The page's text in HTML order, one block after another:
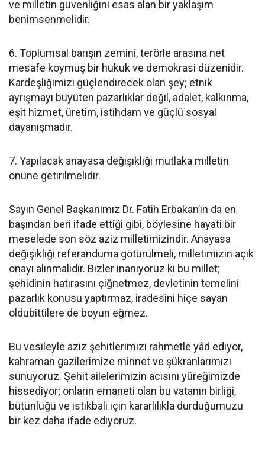
ve milletin güvenliğini esas alan bir yaklaşım
benimsenmelidir.
6. Toplumsal barışın zemini, terörle arasına net
mesafe koymuş bir hukuk ve demokrasi düzenidir.
Kardeşliğimizi güçlendirecek olan şey; etnik
ayrışmayı büyüten pazarlıklar değil, adalet, kalkınma,
eşit hizmet, üretim, istihdam ve güçlü sosyal
dayanışmadır.
7. Yapılacak anayasa değişikliği mutlaka milletin
önüne getirilmelidir.
Sayın Genel Başkanımız Dr. Fatih Erbakan’ın da en
başından beri ifade ettiği gibi, böylesine hayati bir
meselede son söz aziz milletimizindir. Anayasa
değişikliği referanduma götürülmeli, milletimizin açık
onayı alınmalıdır. Bizler inanıyoruz ki bu millet;
şehidinin hatırasını çiğnetmez, devletinin temelini
pazarlık konusu yaptırmaz, iradesini hiçe sayan
oldubittilere de boyun eğmez.
Bu vesileyle aziz şehitlerimizi rahmetle yâd ediyor,
kahraman gazilerimize minnet ve şükranlarımızı
sunuyoruz. Şehit ailelerimizin acısını yüreğimizde
hissediyor; onların emaneti olan bu vatanın birliği,
bütünlüğü ve istikbali için kararlılıkla durduğumuzu
bir kez daha ifade ediyoruz.